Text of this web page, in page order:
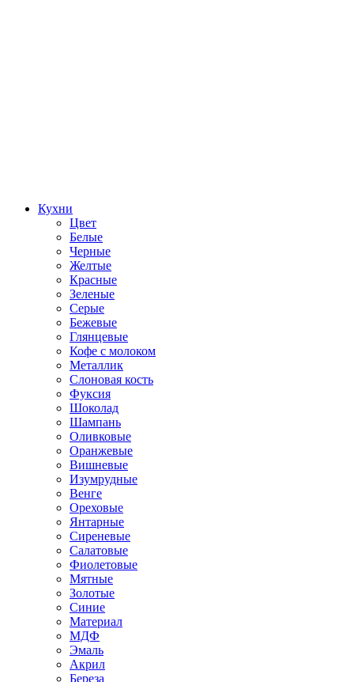
Кухни
Цвет
Белые
Черные
Желтые
Красные
Зеленые
Серые
Бежевые
Глянцевые
Кофе с молоком
Металлик
Слоновая кость
Фуксия
Шоколад
Шампань
Оливковые
Оранжевые
Вишневые
Изумрудные
Венге
Ореховые
Янтарные
Сиреневые
Салатовые
Фиолетовые
Мятные
Золотые
Синие
Материал
МДФ
Эмаль
Акрил
Береза